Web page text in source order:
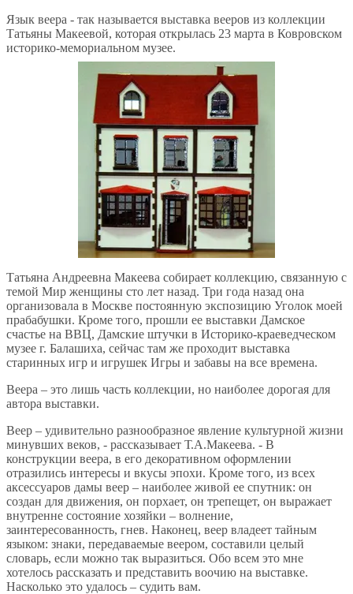
Язык веера - так называется выставка вееров из коллекции
Татьяны Макеевой, которая открылась 23 марта в Ковровском
историко-мемориальном музее.
Татьяна Андреевна Макеева собирает коллекцию, связанную с
темой Мир женщины сто лет назад. Три года назад она
организовала в Москве постоянную экспозицию Уголок моей
прабабушки. Кроме того, прошли ее выставки Дамское
счастье на ВВЦ, Дамские штучки в Историко-краеведческом
музее г. Балашиха, сейчас там же проходит выставка
старинных игр и игрушек Игры и забавы на все времена.
Веера – это лишь часть коллекции, но наиболее дорогая для
автора выставки.
Веер – удивительно разнообразное явление культурной жизни
минувших веков, - рассказывает Т.А.Макеева. - В
конструкции веера, в его декоративном оформлении
отразились интересы и вкусы эпохи. Кроме того, из всех
аксессуаров дамы веер – наиболее живой ее спутник: он
создан для движения, он порхает, он трепещет, он выражает
внутренне состояние хозяйки – волнение,
заинтересованность, гнев. Наконец, веер владеет тайным
языком: знаки, передаваемые веером, составили целый
словарь, если можно так выразиться. Обо всем это мне
хотелось рассказать и представить воочию на выставке.
Насколько это удалось – судить вам.